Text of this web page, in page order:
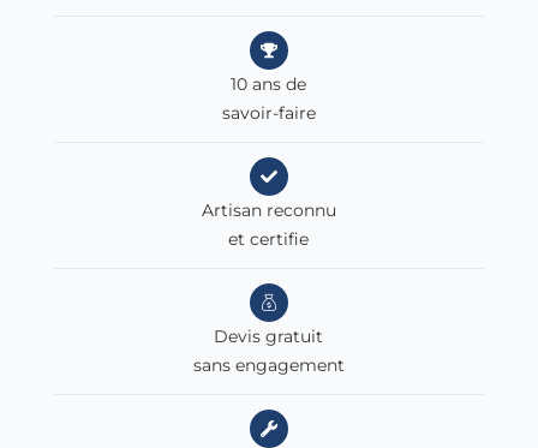
10 ans de
savoir-faire
Artisan reconnu
et certifie
Devis gratuit
sans engagement